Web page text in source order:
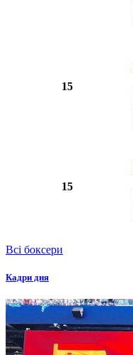
15
15
Всі боксери
Кадри дня